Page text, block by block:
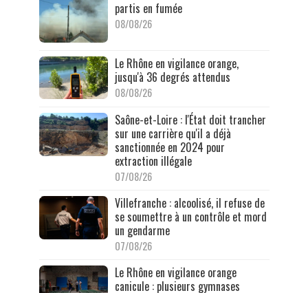
partis en fumée
08/08/26
Le Rhône en vigilance orange,
jusqu'à 36 degrés attendus
08/08/26
Saône-et-Loire : l'État doit trancher
sur une carrière qu'il a déjà
sanctionnée en 2024 pour
extraction illégale
07/08/26
Villefranche : alcoolisé, il refuse de
se soumettre à un contrôle et mord
un gendarme
07/08/26
Le Rhône en vigilance orange
canicule : plusieurs gymnases